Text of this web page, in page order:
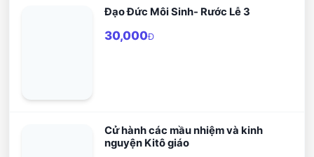
Đạo Đức Môi Sinh- Rước Lễ 3
30,000Đ
Cử hành các mầu nhiệm và kinh
nguyện Kitô giáo